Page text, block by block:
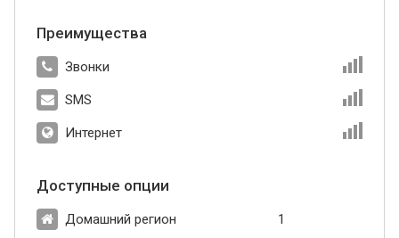
Преимущества
Звонки
SMS
Интернет
Доступные опции
Домашний регион 1